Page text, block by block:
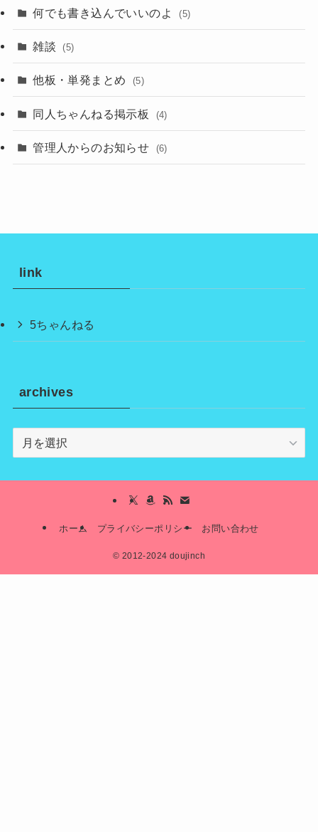
何でも書き込んでいいのよ (5)
雑談 (5)
他板・単発まとめ (5)
同人ちゃんねる掲示板 (4)
管理人からのお知らせ (6)
link
5ちゃんねる
archives
archives
ホーム プライバシーポリシー お問い合わせ
© 2012-2024 doujinch